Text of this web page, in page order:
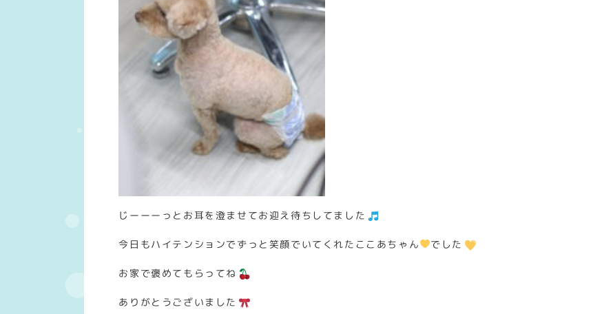
じーーーっとお耳を澄ませてお迎え待ちしてました
今日もハイテンションでずっと笑顔でいてくれたここあちゃん でした
お家で褒めてもらってね
ありがとうございました